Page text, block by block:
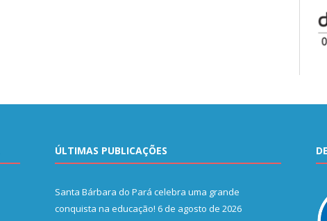
ÚLTIMAS PUBLICAÇÕES
Santa Bárbara do Pará celebra uma grande
conquista na educação! 6 de agosto de 2026